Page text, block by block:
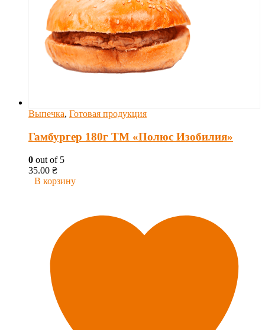
Выпечка, Готовая продукция
Гамбургер 180г ТМ «Полюс Изобилия»
0 out of 5
35.00 ₴
В корзину